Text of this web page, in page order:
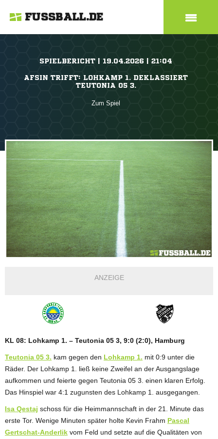
FUSSBALL.DE
SPIELBERICHT | 19.04.2026 | 21:04
AFSIN TRIFFT: LOHKAMP 1. DEKLASSIERT
TEUTONIA 05 3.
Zum Spiel
ANZEIGE
KL 08: Lohkamp 1. – Teutonia 05 3, 9:0 (2:0), Hamburg
Teutonia 05 3. kam gegen den Lohkamp 1. mit 0:9 unter die
Räder. Der Lohkamp 1. ließ keine Zweifel an der Ausgangslage
aufkommen und feierte gegen Teutonia 05 3. einen klaren Erfolg.
Das Hinspiel war 4:1 zugunsten des Lohkamp 1. ausgegangen.
Isa Qestaj schoss für die Heimmannschaft in der 21. Minute das
erste Tor. Wenige Minuten später holte Kevin Frahm Pascal
Gertschat-Anderlik vom Feld und setzte auf die Qualitäten von